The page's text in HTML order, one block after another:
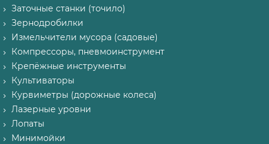
Заточные станки (точило)
Зернодробилки
Измельчители мусора (садовые)
Компрессоры, пневмоинструмент
Крепёжные инструменты
Культиваторы
Курвиметры (дорожные колеса)
Лазерные уровни
Лопаты
Минимойки